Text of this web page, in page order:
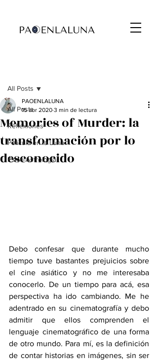
All Posts
Reflexiones
Película en la Luna
Psico-Astrología
All Posts
Memories of Murder: la
transformación por lo
desconocido
PAOENLALUNA
15 abr 2020 3 min de lectura
Debo confesar que durante mucho
tiempo tuve bastantes prejuicios sobre
el cine asiático y no me interesaba
conocerlo. De un tiempo para acá, esa
perspectiva ha ido cambiando. Me he
adentrado en su cinematografía y debo
admitir que ellos comprenden el
lenguaje cinematográfico de una forma
de otro mundo. Para mí, es la definición
de contar historias en imágenes, sin ser